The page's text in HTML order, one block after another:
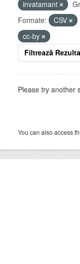
invatamant
Formate:
CSV
cc-by
Filtrează
Please try another
You can also access